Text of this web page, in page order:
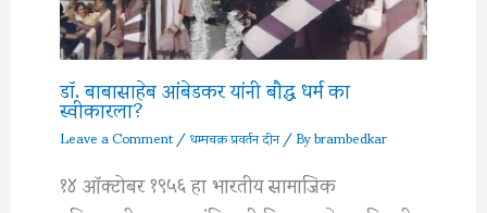
डॉ. बाबासाहेब आंबेडकर यांनी बौद्ध धर्म का
स्वीकारला?
Leave a Comment/धम्मचक्र प्रवर्तन दीन/ Bybrambedkar
१४ ऑक्टोबर १९५६ हा भारतीय सामाजिक